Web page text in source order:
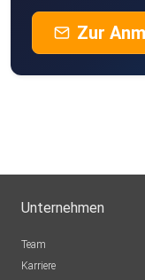
Zur
Unternehmen
Team
Karriere